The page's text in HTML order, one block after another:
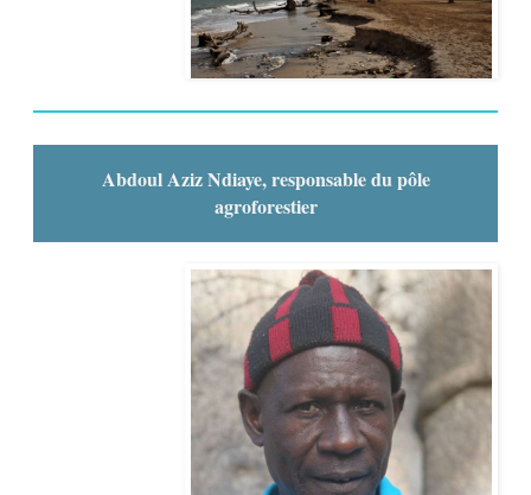
Abdoul Aziz Ndiaye, responsable du pôle
agroforestier